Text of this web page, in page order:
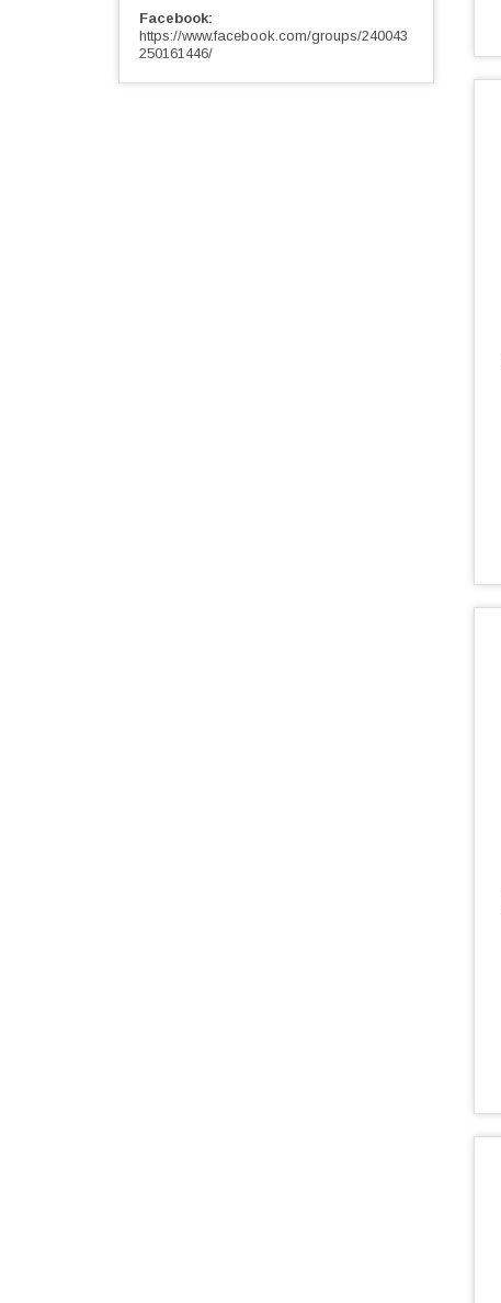
Facebook
https://www.facebook.com/groups/240043
250161446/